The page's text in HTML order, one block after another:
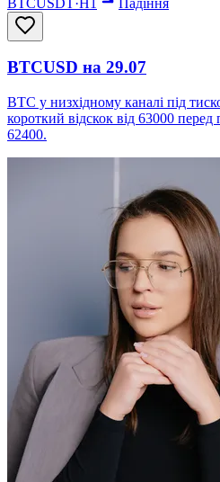
BTCUSD на 29.07
BTC у низхідному каналі під
короткий відскок від 63000
62400.